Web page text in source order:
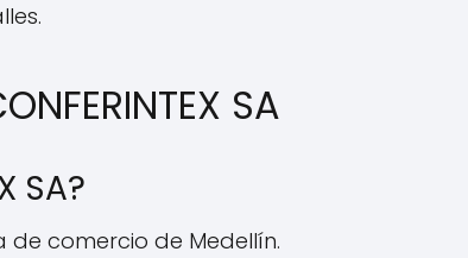
SA
SA?
comercio de Medellín.